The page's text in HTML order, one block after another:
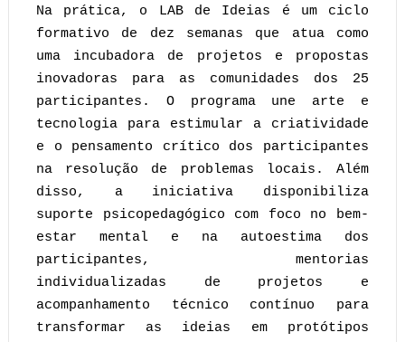
Na prática, o LAB de Ideias é um ciclo
formativo de dez semanas que atua como
uma incubadora de projetos e propostas
inovadoras para as comunidades dos 25
participantes. O programa une arte e
tecnologia para estimular a criatividade
e o pensamento crítico dos participantes
na resolução de problemas locais. Além
disso, a iniciativa disponibiliza
suporte psicopedagógico com foco no bem-
estar mental e na autoestima dos
participantes, mentorias
individualizadas de projetos e
acompanhamento técnico contínuo para
transformar as ideias em protótipos